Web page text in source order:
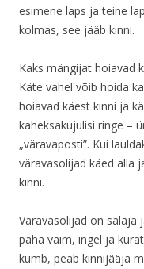
esimene laps ja teine
kolmas, see jääb kinni.
Kaks mängijat hoiavad
Käte vahel võib hoida
hoiavad käest kinni ja
kaheksakujulisi ringe –
„väravaposti”. Kui
väravasolijad käed alla
kinni.
Väravasolijad on salaja
paha vaim, ingel ja
kumb, peab kinnijääja